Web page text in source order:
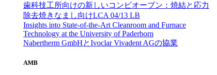
歯科技工所向けの新しいコンビオーブン：焼結と応力
除去焼きなまし向けLCA 04/13 LB
Insights into State-of-the-Art Cleanroom and Furnace
Technology at the University of Paderborn
Nabertherm GmbHとIvoclar Vivadent AGの協業
AMB